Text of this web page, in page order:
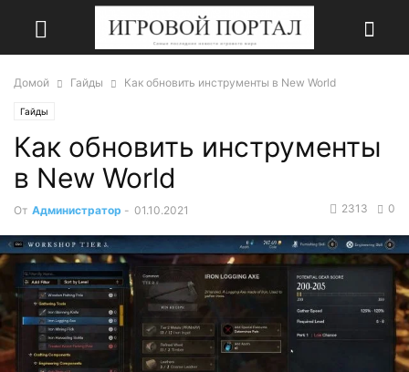
Домой Гайды Как обновить инструменты в New World
Гайды
Как обновить инструменты
в New World
От Администратор - 01.10.2021 0
2313